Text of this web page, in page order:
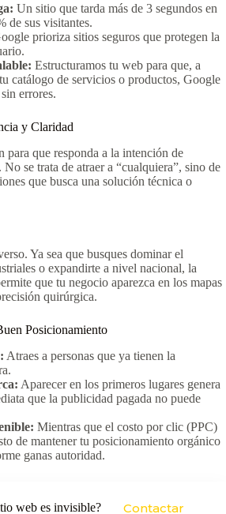
Un sitio que tarda más de 3 segundos en
de sus visitantes.
prioriza sitios seguros que protegen la
Estructuramos tu web para que, a
catálogo de servicios o productos, Google
errores.
y Claridad
para que responda a la intención de
se trata de atraer a “cualquiera”, sino de
que busca una solución técnica o
Ya sea que busques dominar el
o expandirte a nivel nacional, la
que tu negocio aparezca en los mapas
quirúrgica.
Posicionamiento
Atraes a personas que ya tienen la
Aparecer en los primeros lugares genera
que la publicidad pagada no puede
Mientras que el costo por clic (PPC)
de mantener tu posicionamiento orgánico
ganas autoridad.
web es invisible? Contactar